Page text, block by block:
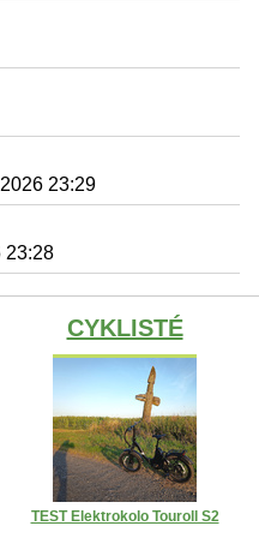
23:29
23:28
CYKLISTÉ
TEST Elektrokolo Touroll S2